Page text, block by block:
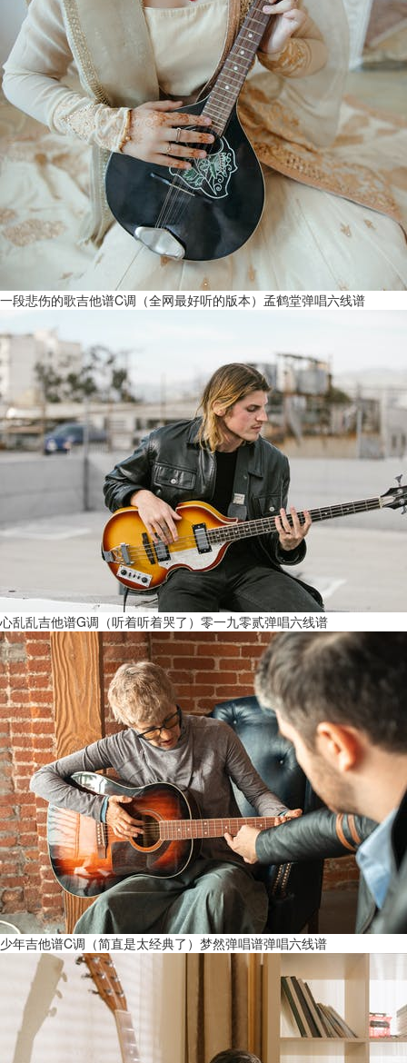
一段悲伤的歌吉他谱C调（全网最好听的版本）孟鹤堂弹唱六线谱
心乱乱吉他谱G调（听着听着哭了）零一九零贰弹唱六线谱
少年吉他谱C调（简直是太经典了）梦然弹唱谱弹唱六线谱